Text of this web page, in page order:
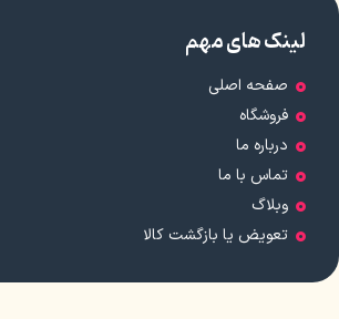
لینک های مهم
صفحه اصلی
فروشگاه
درباره ما
تماس با ما
وبلاگ
تعویض یا بازگشت کالا